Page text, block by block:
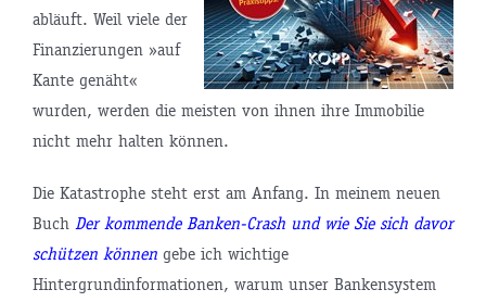
abläuft. Weil viele der
Finanzierungen »auf
Kante genäht«
wurden, werden die meisten von ihnen ihre Immobilie
nicht mehr halten können.
Die Katastrophe steht erst am Anfang. In meinem neuen
Buch Der kommende Banken-Crash und wie Sie sich davor
schützen könnengebe ich wichtige
Hintergrundinformationen, warum unser Bankensystem